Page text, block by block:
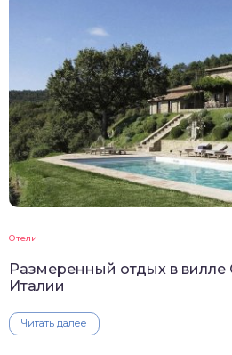
Отели
Размеренный отдых в вилле
Италии
Читать далее